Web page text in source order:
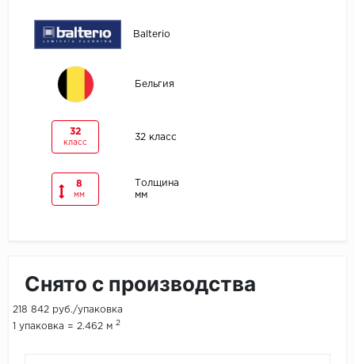
Balterio
Бельгия
32
класс
32 класс
8
мм
Толщина
мм
Снято с производства
218 842 руб./упаковка
1 упаковка = 2.462 м 2